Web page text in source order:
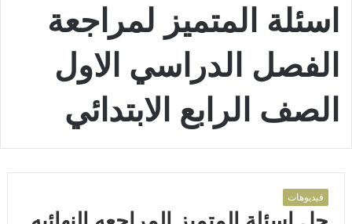
اسئلة المتميز لمراجعة
الفصل الدراسي الاول
الصف الرابع الابتدائي
فيديوهات